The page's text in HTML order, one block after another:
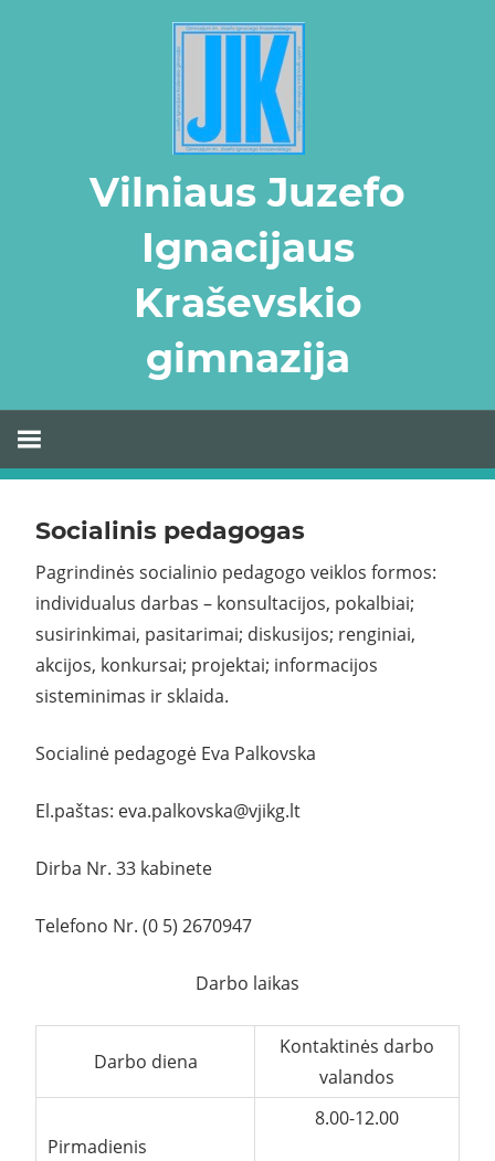
Vilniaus Juzefo
Ignacijaus
Kraševskio
gimnazija
Socialinis pedagogas
Pagrindinės socialinio pedagogo veiklos formos:
individualus darbas – konsultacijos, pokalbiai;
susirinkimai, pasitarimai; diskusijos; renginiai,
akcijos, konkursai; projektai; informacijos
sisteminimas ir sklaida.
Socialinė pedagogė Eva Palkovska
El.paštas: eva.palkovska@vjikg.lt
Dirba Nr. 33 kabinete
Telefono Nr. (0 5) 2670947
Darbo laikas
Darbo diena
Kontaktinės darbo
valandos
Pirmadienis
8.00-12.00